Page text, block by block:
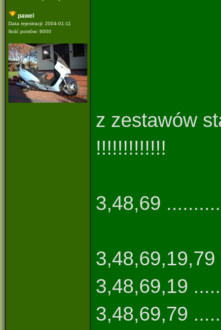
pawel
Data rejestracji: 2004-01-11
Ilość postów: 9000
z zestawów
!!!!!!!!!!!!!
3,48,69
3,48,69,19,79
3,48,69,19
3,48,69,79